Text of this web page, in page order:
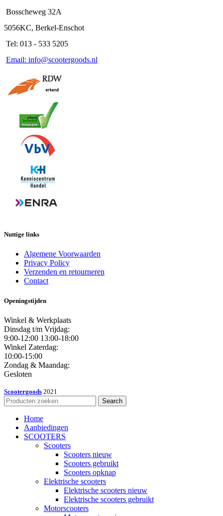
Bosscheweg 32A
5056KC, Berkel-Enschot
Tel: 013 - 533 5205
Email: info@scootergoods.nl
Nuttige links
Algemene Voorwaarden
Privacy Policy
Verzenden en retourneren
Contact
Openingstijden
Winkel & Werkplaats
Dinsdag t/m Vrijdag:
9:00-12:00 13:00-18:00
Winkel Zaterdag:
10:00-15:00
Zondag & Maandag:
Gesloten
Scootergoods 2021
Search
Home
Aanbiedingen
SCOOTERS
Scooters
Scooters nieuw
Scooters gebruikt
Scooters opknap
Elektrische scooters
Elektrische scooters nieuw
Elektrische scooters gebruikt
Motorscooters